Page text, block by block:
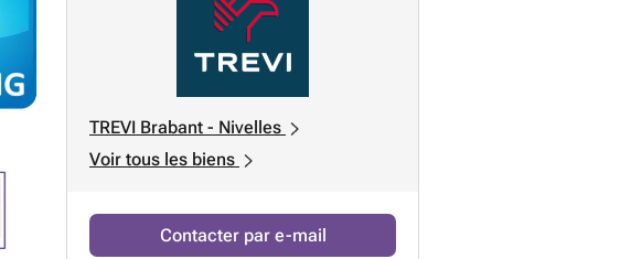
TREVI Brabant - Nivelles
Voir tous les biens
Contacter par e-mail